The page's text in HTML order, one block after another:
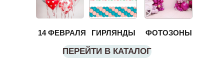
ГИРЛЯНДЫ
ПЕРЕЙТИ В КАТАЛОГ
ФОТОЗОНЫ
14 ФЕВРАЛЯ